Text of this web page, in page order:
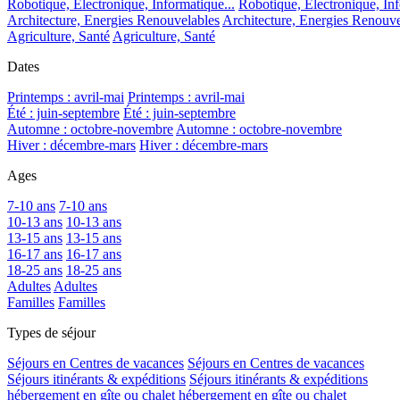
Robotique, Electronique, Informatique... Robotique, Electronique,
Architecture, Energies Renouvelables Architecture, Energies
Agriculture, Santé Agriculture, Santé
Dates
Printemps : avril-mai Printemps : avril-mai
Été : juin-septembre Été : juin-septembre
Automne : octobre-novembre Automne : octobre-novembre
Hiver : décembre-mars Hiver : décembre-mars
Ages
7-10 ans 7-10 ans
10-13 ans 10-13 ans
13-15 ans 13-15 ans
16-17 ans 16-17 ans
18-25 ans 18-25 ans
Adultes Adultes
Familles Familles
Types de séjour
Séjours en Centres de vacances Séjours en Centres de vacances
Séjours itinérants & expéditions Séjours itinérants & expéditions
hébergement en gîte ou chalet hébergement en gîte ou chalet